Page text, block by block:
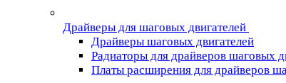
Драйверы для шаговых двигателей
Драйверы шаговых двигателей
Радиаторы для драйверов шаговых
Платы расширения для драйверов